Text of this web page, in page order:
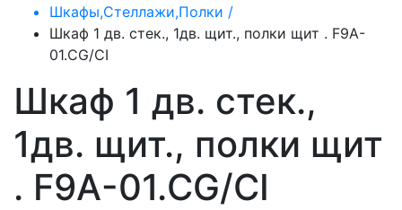
Шкафы,Стеллажи,Полки /
Шкаф 1 дв. стек., 1дв. щит., полки щит . F9A-
01.CG/CI
Шкаф 1 дв. стек.,
1дв. щит., полки щит
. F9A-01.CG/CI